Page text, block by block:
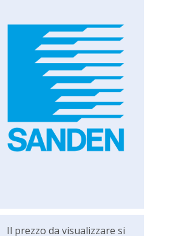
Il prezzo da visualizzare si